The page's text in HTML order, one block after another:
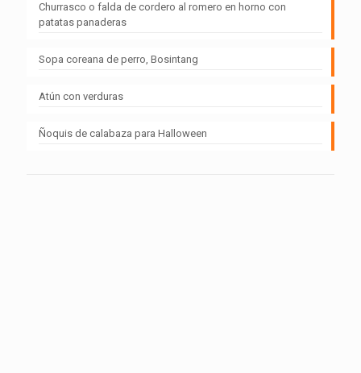
Churrasco o falda de cordero al romero en horno con
patatas panaderas
Sopa coreana de perro, Bosintang
Atún con verduras
Ñoquis de calabaza para Halloween